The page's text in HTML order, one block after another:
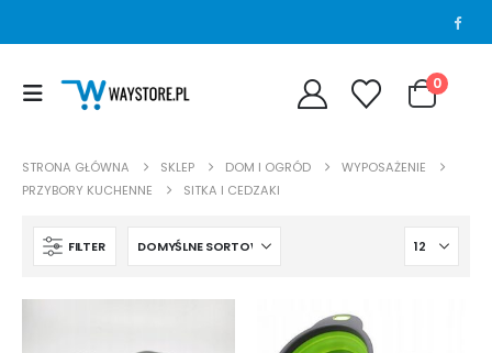
0
STRONA GŁÓWNA SKLEP DOM I OGRÓD
WYPOSAŻENIE
PRZYBORY KUCHENNE
SITKA I CEDZAKI
FILTER